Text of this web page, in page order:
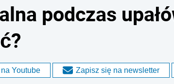
podczas
Youtube Zapisz się na newsletter